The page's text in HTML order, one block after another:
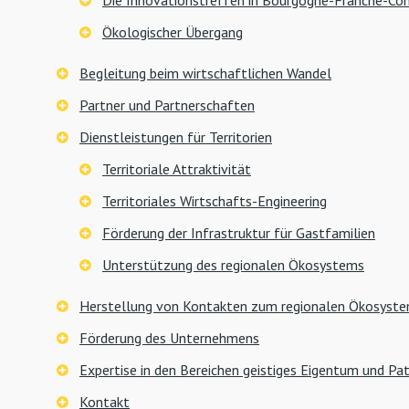
Ökologischer Übergang
Begleitung beim wirtschaftlichen Wandel
Partner und Partnerschaften
Dienstleistungen für Territorien
Territoriale Attraktivität
Territoriales Wirtschafts-Engineering
Förderung der Infrastruktur für Gastfamilien
Unterstützung des regionalen Ökosystems
Herstellung von Kontakten zum regionalen
Förderung des Unternehmens
Expertise in den Bereichen geistiges Eigentum und
Kontakt